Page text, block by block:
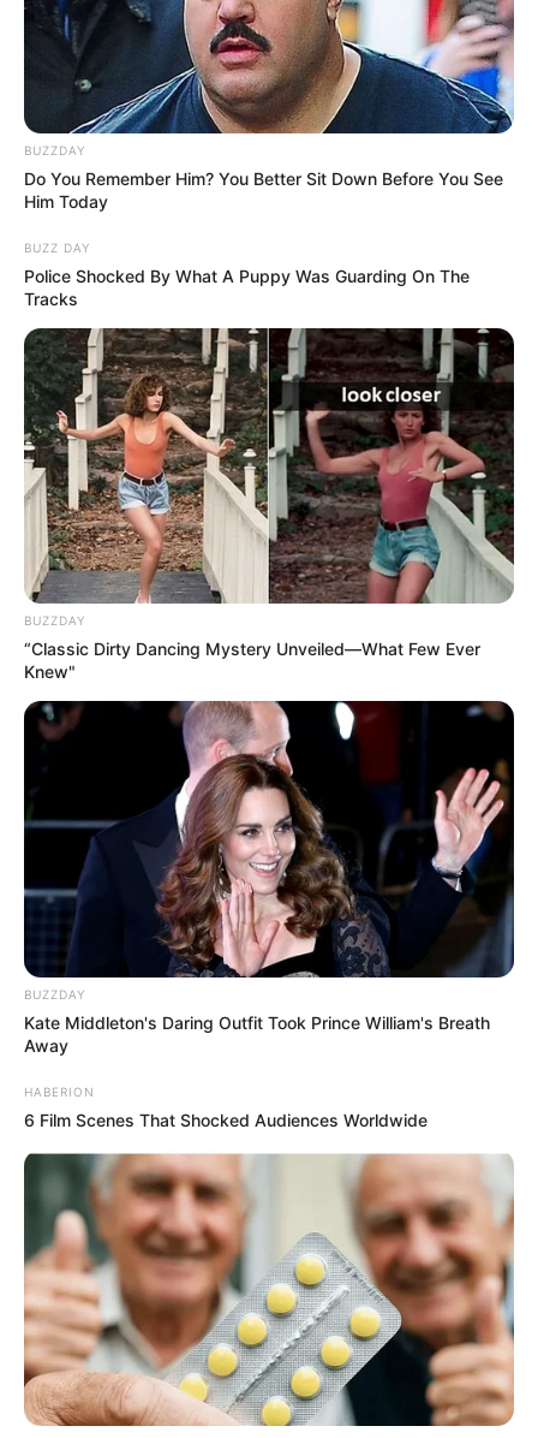
BUZZDAY
Do You Remember Him? You Better Sit Down Before You See
Him Today
BUZZ DAY
Police Shocked By What A Puppy Was Guarding On The
Tracks
BUZZDAY
“Classic Dirty Dancing Mystery Unveiled—What Few Ever
Knew"
BUZZDAY
Kate Middleton's Daring Outfit Took Prince William's Breath
Away
HABERION
6 Film Scenes That Shocked Audiences Worldwide